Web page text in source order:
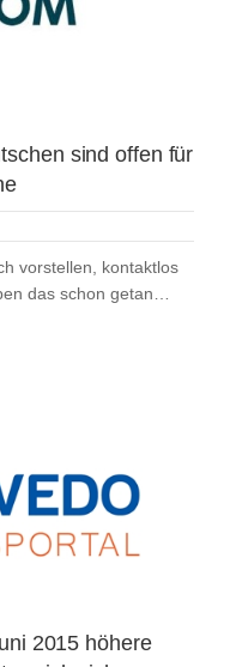
sind offen für
vorstellen, kontaktlos
das schon getan…
2015 höhere